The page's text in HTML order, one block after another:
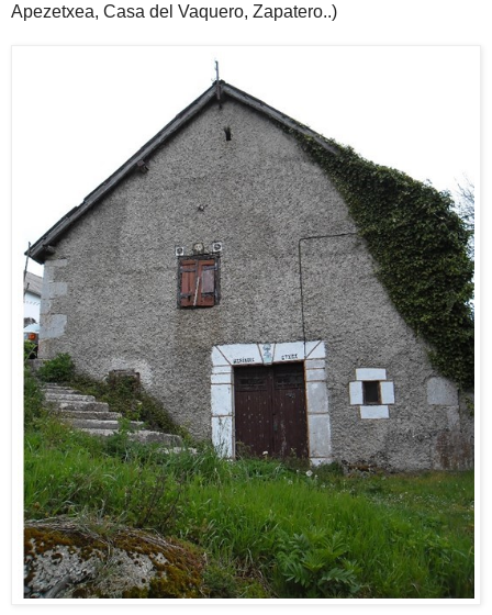
Apezetxea, Casa del Vaquero, Zapatero..)